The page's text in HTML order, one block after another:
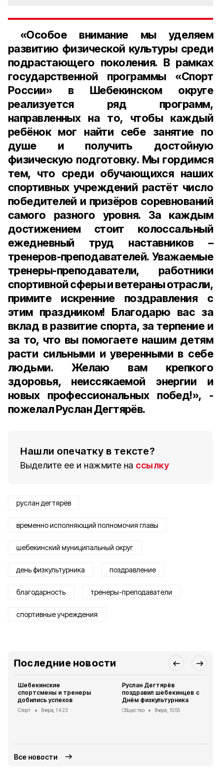
«Особое внимание мы уделяем
развитию физической культуры среди
подрастающего поколения. В рамках
государственной программы «Спорт
России» в Шебекинском округе
реализуется ряд программ,
направленных на то, чтобы каждый
ребёнок мог найти себе занятие по
душе и получить достойную
физическую подготовку. Мы гордимся
тем, что среди обучающихся наших
спортивных учреждений растёт число
победителей и призёров соревнований
самого разного уровня. За каждым
достижением стоит колоссальный
ежедневный труд наставников –
тренеров-преподавателей. Уважаемые
тренеры-преподаватели, работники
спортивной сферы и ветераны отрасли,
примите искренние поздравления с
этим праздником! Благодарю вас за
вклад в развитие спорта, за терпение и
за то, что вы помогаете нашим детям
расти сильными и уверенными в себе
людьми. Желаю вам крепкого
здоровья, неиссякаемой энергии и
новых профессиональных побед!», -
пожелал Руслан Дегтярёв.
Нашли опечатку в тексте?
Выделите ее и нажмите на ссылку
руслан дегтярёв
временно исполняющий полномочия главы
шебекинский муниципальный округ
день физкультурника поздравление
благодарность тренеры-преподаватели
спортивные учреждения
Последние новости
Шебекинские
спортсмены и тренеры
добились успехов
Спорт Вчера, 14:23
Руслан Дегтярёв
поздравил шебекинцев с
Днём физкультурника
Общество Вчера, 10:55
Все новости